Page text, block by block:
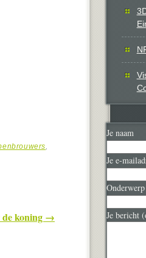
,
de koning →
Je naam
Je e-
Onderwerp
Je bericht